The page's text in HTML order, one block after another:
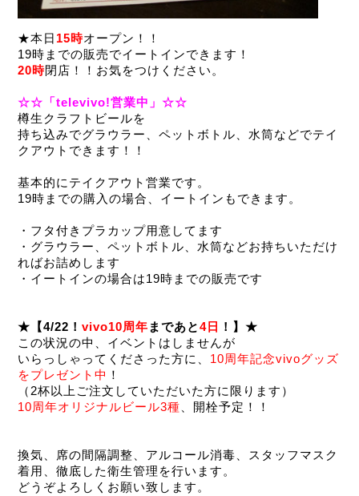
★本日 15時オープン！！
19時までの販売でイートインできます！
20時閉店 ！！お気をつけください。
☆☆「televivo!営業中」☆☆
樽生クラフトビールを
持ち込みでグラウラー、ペットボトル、水筒などでテイ
クアウトできます！！
基本的にテイクアウト営業です。
19時までの購入の場合、イートインもできます。
・フタ付きプラカップ用意してます
・グラウラー、ペットボトル、水筒などお持ちいただけ
ればお詰めします
・イートインの場合は19時までの販売です
★【4/22！ vivo10周年 まであと4日
！】★
この状況の中、イベントはしませんが
いらっしゃってくださった方に、 10周年記念vivoグッズ
をプレゼント中 ！
（2杯以上ご注文していただいた方に限ります）
10周年オリジナルビール3種 、開栓予定！！
換気、席の間隔調整、アルコール消毒、スタッフマスク
着用、徹底した衛生管理を行います。
どうぞよろしくお願い致します。